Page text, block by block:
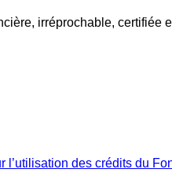
irréprochable,
l’utilisation des crédits du